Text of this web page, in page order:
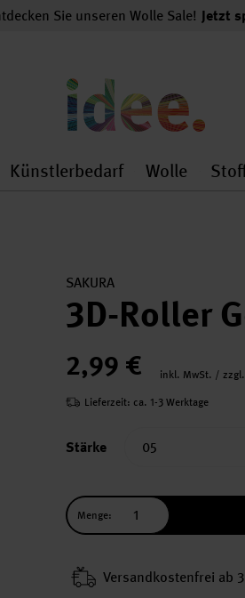
Sie unseren Wolle Sale! Jetzt
Dekoration general.openMenu
Künstlerbedarf Wolle
SAKURA
3D-Roller
2,99 €
inkl. MwSt. /
Lieferzeit: ca. 1-3 Werktage
Stärke
Menge:
Versand­kosten­frei ab